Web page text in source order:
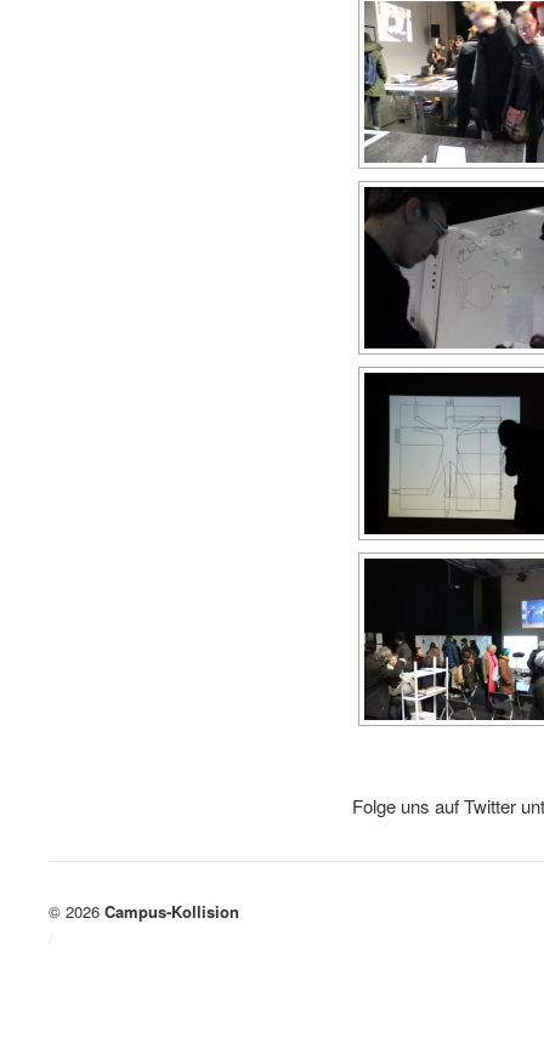
Folge uns auf Twitter
© 2026 Campus-Kollision
/